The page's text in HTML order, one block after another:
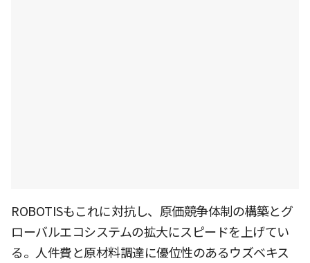
ROBOTISもこれに対抗し、原価競争体制の構築とグ
ローバルエコシステムの拡大にスピードを上げてい
る。人件費と原材料調達に優位性のあるウズベキス